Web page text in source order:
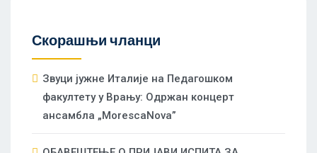
Скорашњи чланци
Звуци јужне Италије на Педагошком
факултету у Врању: Одржан концерт
ансамбла „MorescaNova”